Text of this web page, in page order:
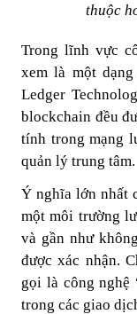
thuộc
Trong lĩnh vực
xem là một
Ledger
blockchain đều
tính trong mạng
quản lý trung tâm.
Ý nghĩa lớn nhất
một môi trường
và gần như
được xác nhận.
gọi là công
trong các giao